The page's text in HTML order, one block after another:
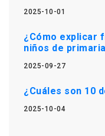
2025-10-01
¿Cómo explicar
niños de
2025-09-27
¿Cuáles son 10
2025-10-04